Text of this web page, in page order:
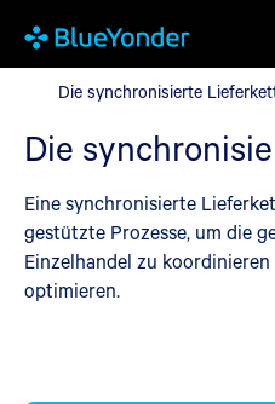
Die synchronisierte Lieferkette
Die synchronisierte
Die
Eine synchronisierte
gestützte Prozesse, um die
Einzelhandel zu
optimieren.